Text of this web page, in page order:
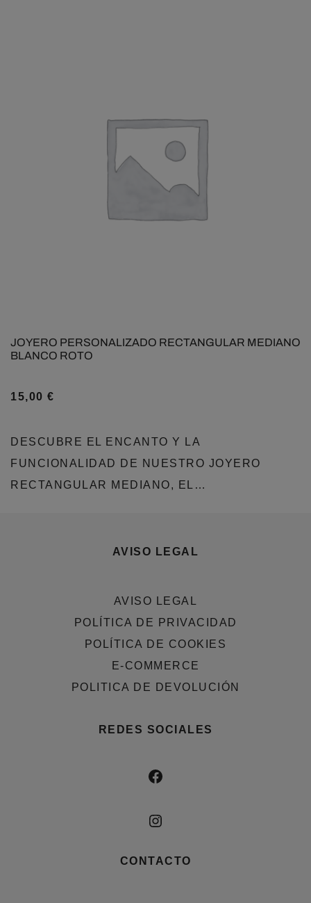
JOYERO PERSONALIZADO RECTANGULAR MEDIANO
BLANCO ROTO
15,00 €
DESCUBRE EL ENCANTO Y LA
FUNCIONALIDAD DE NUESTRO JOYERO
RECTANGULAR MEDIANO, EL…
AVISO LEGAL
AVISO LEGAL
POLÍTICA DE PRIVACIDAD
POLÍTICA DE COOKIES
E-COMMERCE
POLITICA DE DEVOLUCIÓN
REDES SOCIALES
FACEBOOK
INSTAGRAM
CONTACTO